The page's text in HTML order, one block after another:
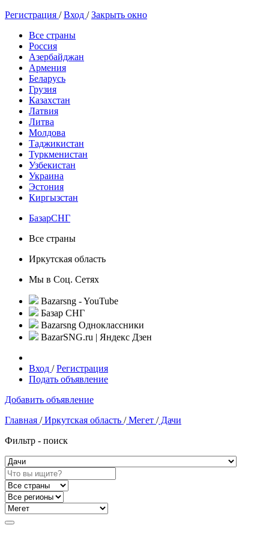
Регистрация /Вход /Закрыть окно
Все страны
Россия
Азербайджан
Армения
Беларусь
Грузия
Казахстан
Латвия
Литва
Молдова
Таджикистан
Туркменистан
Узбекистан
Украина
Эстония
Киргызстан
БазарСНГ
Все страны
Иркутская область
Мы в Соц. Сетях
Bazarsng - YouTube
Базар СНГ
Bazarsng Одноклассники
BazarSNG.ru | Яндекс Дзен
Вход /Регистрация
Подать объявление
Добавить объявление
Главная /Иркутская область /Мегет /Дачи
Фильтр - поиск